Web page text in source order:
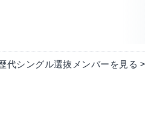
代シングル選抜メンバーを見る >